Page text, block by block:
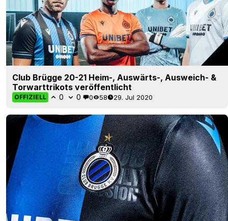
Club Brügge 20-21 Heim-, Auswärts-, Ausweich- &
Torwarttrikots veröffentlicht
OFFIZIELL 0 0 0 58 29. Jul 2020